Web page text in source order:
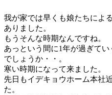
我が家では早くも娘たちによ
ありました。
もうそんな時期なんですね。
あっという間に1年が過ぎて
でしょうか・・。
寒い時期になって来ました。
先日もイデキョウホーム本社
た。